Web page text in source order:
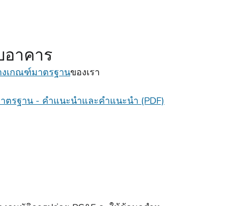
าคาร
เกณฑ์มาตรฐานของเรา
รฐาน - คําแนะนําและคําแนะนํา (PDF)